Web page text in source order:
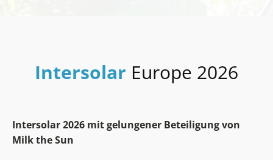
Intersolar Europe 2026
Intersolar 2026 mit gelungener Beteiligung von
Milk the Sun